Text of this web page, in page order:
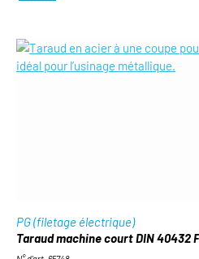
PG (filetage électrique)
Taraud machine court DIN 40432